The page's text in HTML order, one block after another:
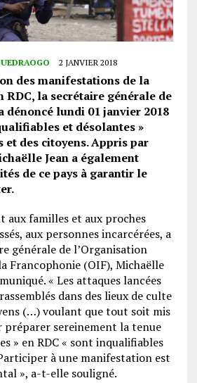
2 JANVIER 2018
des manifestations de la
RDC, la secrétaire générale de
dénoncé lundi 01 janvier 2018
et désolantes »
et des citoyens. Appris par
Jean a également
de ce pays à garantir le
aux familles et aux proches
aux personnes incarcérées, a
générale de l’Organisation
Francophonie (OIF), Michaëlle
« Les attaques lancées
dans des lieux de culte
(…) voulant que tout soit mis
sereinement la tenue
» en RDC « sont inqualifiables
à une manifestation est
», a-t-elle souligné.